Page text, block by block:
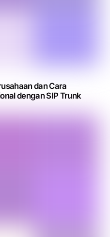
dan Cara
dengan SIP Trunk